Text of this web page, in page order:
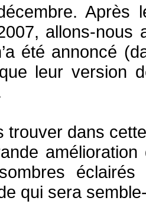
Après
allons-nous
été annoncé
leur version
trouver dans
qui sera